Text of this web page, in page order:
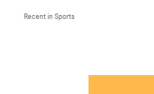
Recent in Sports